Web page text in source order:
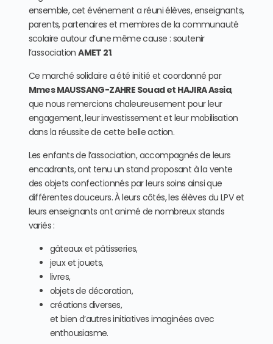
ensemble, cet événement a réuni élèves, enseignants,
parents, partenaires et membres de la communauté
scolaire autour d’une même cause : soutenir
l’associationAMET 21.
Ce marché solidaire a été initié et coordonné par
Mmes MAUSSANG-ZAHRE Souad et HAJIRA Assia,
que nous remercions chaleureusement pour leur
engagement, leur investissement et leur mobilisation
dans la réussite de cette belle action.
Les enfants de l’association, accompagnés de leurs
encadrants, ont tenu un stand proposant à la vente
des objets confectionnés par leurs soins ainsi que
différentes douceurs. À leurs côtés, les élèves du LPV et
leurs enseignants ont animé de nombreux stands
variés :
gâteaux et pâtisseries,
jeux et jouets,
livres,
objets de décoration,
créations diverses,
et bien d’autres initiatives imaginées avec
enthousiasme.